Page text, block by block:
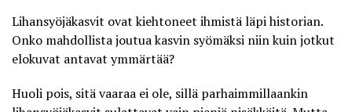
Lihansyöjäkasvit ovat kiehtoneet ihmistä läpi historian.
Onko mahdollista joutua kasvin syömäksi niin kuin jotkut
elokuvat antavat ymmärtää?
Huoli pois, sitä vaaraa ei ole, sillä parhaimmillaankin